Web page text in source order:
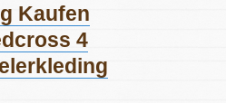
Kaufen
4